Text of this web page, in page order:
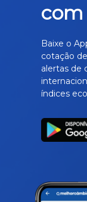
com
Baixe o
cotação
alertas de
índices